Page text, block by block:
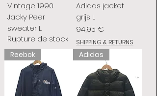
Vintage 1990
Jacky Peer
sweater L
Rupture de stock
Adidas jacket
grijs L
Prix
94,95 €
SHIPPING & RETURNS
Reebok Adidas